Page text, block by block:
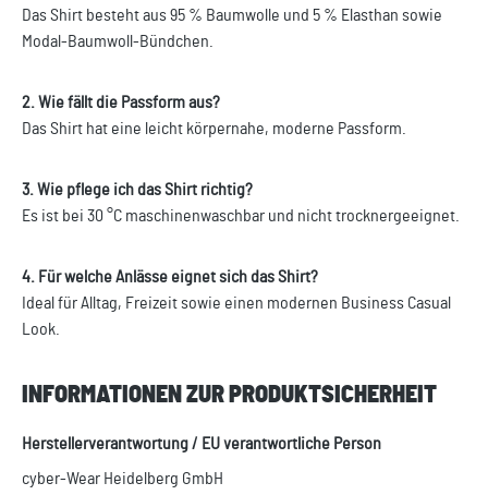
Das Shirt besteht aus 95 % Baumwolle und 5 % Elasthan sowie
Modal-Baumwoll-Bündchen.
2. Wie fällt die Passform aus?
Das Shirt hat eine leicht körpernahe, moderne Passform.
3. Wie pflege ich das Shirt richtig?
Es ist bei 30 °C maschinenwaschbar und nicht trocknergeeignet.
4. Für welche Anlässe eignet sich das Shirt?
Ideal für Alltag, Freizeit sowie einen modernen Business Casual
Look.
INFORMATIONEN ZUR PRODUKTSICHERHEIT
Herstellerverantwortung / EU verantwortliche Person
cyber-Wear Heidelberg GmbH